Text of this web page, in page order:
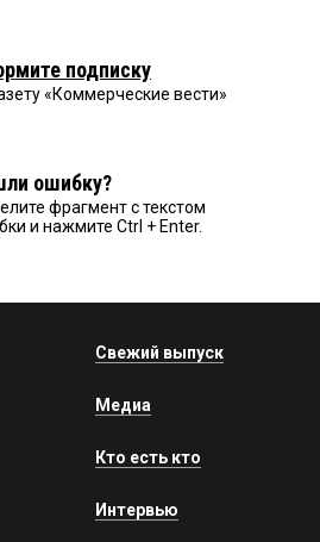
подписку
«Коммерческие вести»
ошибку?
фрагмент с текстом
и нажмите Ctrl + Enter.
Свежий выпуск
Медиа
Кто есть кто
Интервью